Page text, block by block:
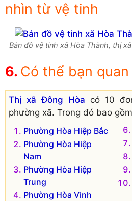
nhìn từ vệ tinh
Bản đồ vệ tinh xã Hòa Thành, thị
Có thể bạn
Thị xã Đông Hòa có 10
phường xã. Trong đó bao
Phường Hòa Hiệp Bắc
Phường Hòa Hiệp
Nam
Phường Hòa Hiệp
Trung
Phường Hòa Vinh